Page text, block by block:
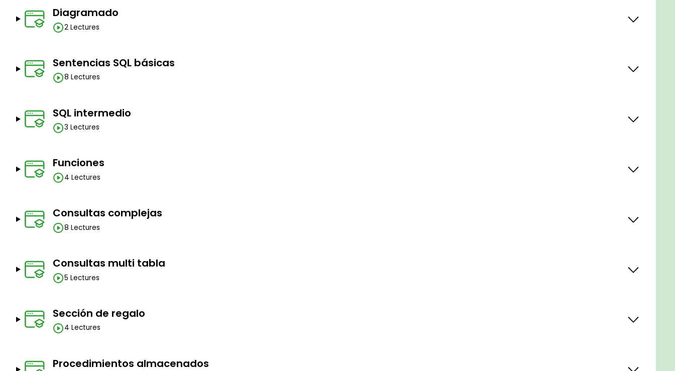
Diagramado
2 Lectures
Sentencias SQL básicas
8 Lectures
SQL intermedio
3 Lectures
Funciones
4 Lectures
Consultas complejas
8 Lectures
Consultas multi tabla
5 Lectures
Sección de regalo
4 Lectures
Procedimientos almacenados